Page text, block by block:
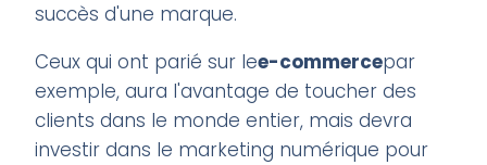
succès d'une marque.
Ceux qui ont parié sur lee-commercepar
exemple, aura l'avantage de toucher des
clients dans le monde entier, mais devra
investir dans le marketing numérique pour